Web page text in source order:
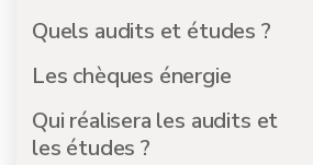
Quels audits et études ?
Les chèques énergie
Qui réalisera les audits et
les études ?